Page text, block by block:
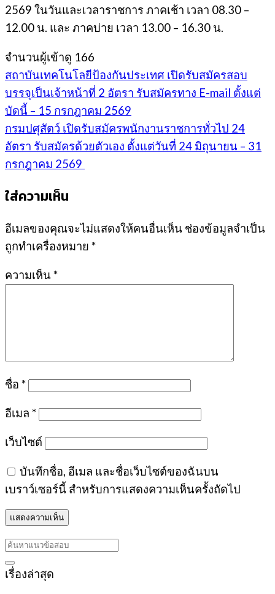
2569 ในวันและเวลาราชการ ภาคเช้า เวลา 08.30 –
12.00 น. และ ภาคบ่าย เวลา 13.00 – 16.30 น.
จำนวนผู้เข้าดู 166
สถาบันเทคโนโลยีป้องกันประเทศ เปิดรับสมัครสอบ
บรรจุเป็นเจ้าหน้าที่ 2 อัตรา รับสมัครทาง E-mail ตั้งแต่
บัดนี้ – 15 กรกฎาคม 2569
กรมปศุสัตว์ เปิดรับสมัครพนักงานราชการทั่วไป 24
อัตรา รับสมัครด้วยตัวเอง ตั้งแต่วันที่ 24 มิถุนายน – 31
กรกฎาคม 2569
ใส่ความเห็น
อีเมลของคุณจะไม่แสดงให้คนอื่นเห็น ช่องข้อมูลจำเป็น
ถูกทำเครื่องหมาย *
ความเห็น *
ชื่อ *
อีเมล *
เว็บไซต์
บันทึกชื่อ, อีเมล และชื่อเว็บไซต์ของฉันบน
เบราว์เซอร์นี้ สำหรับการแสดงความเห็นครั้งถัดไป
เรื่องล่าสุด